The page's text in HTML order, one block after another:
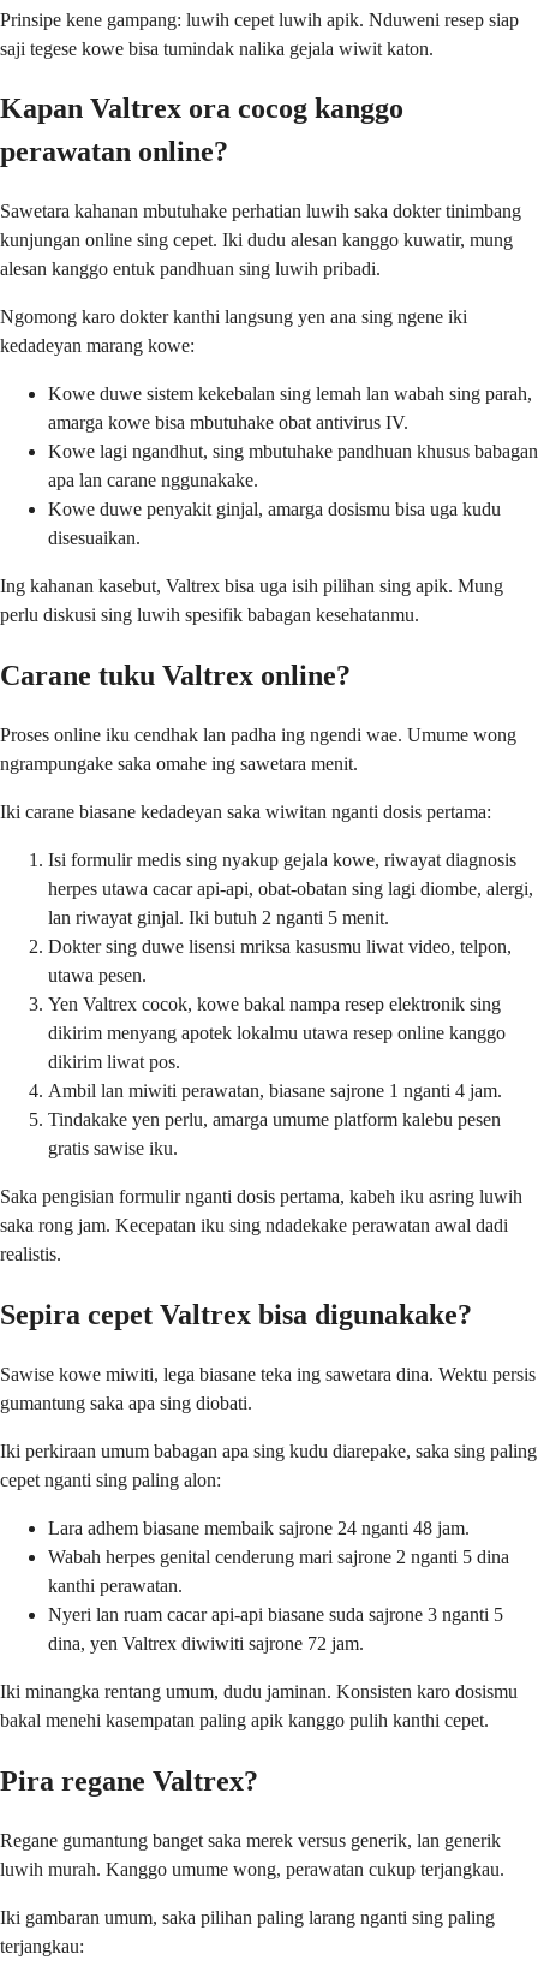
Prinsipe kene gampang: luwih cepet luwih apik. Nduweni resep siap
saji tegese kowe bisa tumindak nalika gejala wiwit katon.
Kapan Valtrex ora cocog kanggo
perawatan online?
Sawetara kahanan mbutuhake perhatian luwih saka dokter tinimbang
kunjungan online sing cepet. Iki dudu alesan kanggo kuwatir, mung
alesan kanggo entuk pandhuan sing luwih pribadi.
Ngomong karo dokter kanthi langsung yen ana sing ngene iki
kedadeyan marang kowe:
Kowe duwe sistem kekebalan sing lemah lan wabah sing parah,
amarga kowe bisa mbutuhake obat antivirus IV.
Kowe lagi ngandhut, sing mbutuhake pandhuan khusus babagan
apa lan carane nggunakake.
Kowe duwe penyakit ginjal, amarga dosismu bisa uga kudu
disesuaikan.
Ing kahanan kasebut, Valtrex bisa uga isih pilihan sing apik. Mung
perlu diskusi sing luwih spesifik babagan kesehatanmu.
Carane tuku Valtrex online?
Proses online iku cendhak lan padha ing ngendi wae. Umume wong
ngrampungake saka omahe ing sawetara menit.
Iki carane biasane kedadeyan saka wiwitan nganti dosis pertama:
Isi formulir medis sing nyakup gejala kowe, riwayat diagnosis
herpes utawa cacar api-api, obat-obatan sing lagi diombe, alergi,
lan riwayat ginjal. Iki butuh 2 nganti 5 menit.
Dokter sing duwe lisensi mriksa kasusmu liwat video, telpon,
utawa pesen.
Yen Valtrex cocok, kowe bakal nampa resep elektronik sing
dikirim menyang apotek lokalmu utawa resep online kanggo
dikirim liwat pos.
Ambil lan miwiti perawatan, biasane sajrone 1 nganti 4 jam.
Tindakake yen perlu, amarga umume platform kalebu pesen
gratis sawise iku.
Saka pengisian formulir nganti dosis pertama, kabeh iku asring luwih
saka rong jam. Kecepatan iku sing ndadekake perawatan awal dadi
realistis.
Sepira cepet Valtrex bisa digunakake?
Sawise kowe miwiti, lega biasane teka ing sawetara dina. Wektu persis
gumantung saka apa sing diobati.
Iki perkiraan umum babagan apa sing kudu diarepake, saka sing paling
cepet nganti sing paling alon:
Lara adhem biasane membaik sajrone 24 nganti 48 jam.
Wabah herpes genital cenderung mari sajrone 2 nganti 5 dina
kanthi perawatan.
Nyeri lan ruam cacar api-api biasane suda sajrone 3 nganti 5
dina, yen Valtrex diwiwiti sajrone 72 jam.
Iki minangka rentang umum, dudu jaminan. Konsisten karo dosismu
bakal menehi kasempatan paling apik kanggo pulih kanthi cepet.
Pira regane Valtrex?
Regane gumantung banget saka merek versus generik, lan generik
luwih murah. Kanggo umume wong, perawatan cukup terjangkau.
Iki gambaran umum, saka pilihan paling larang nganti sing paling
terjangkau: